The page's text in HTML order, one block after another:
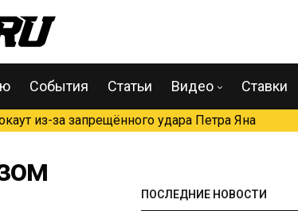
События Статьи Видео Ставки
из-за запрещённого удара Петра Яна
ПОСЛЕДНИЕ НОВОСТИ